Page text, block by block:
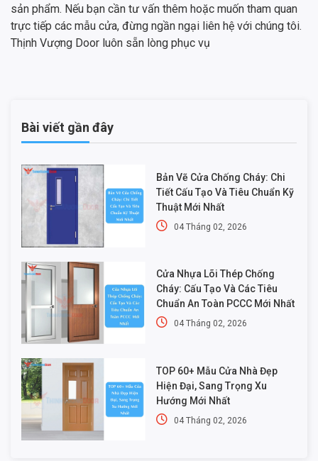
sản phẩm. Nếu bạn cần tư vấn thêm hoặc muốn tham quan
trực tiếp các mẫu cửa, đừng ngần ngại liên hệ với chúng tôi.
Thịnh Vượng Door luôn sẵn lòng phục vụ
Bài viết gần đây
Bản Vẽ Cửa Chống Cháy: Chi
Tiết Cấu Tạo Và Tiêu Chuẩn Kỹ
Thuật Mới Nhất
04 Tháng 02, 2026
Cửa Nhựa Lõi Thép Chống
Cháy: Cấu Tạo Và Các Tiêu
Chuẩn An Toàn PCCC Mới Nhất
04 Tháng 02, 2026
TOP 60+ Mẫu Cửa Nhà Đẹp
Hiện Đại, Sang Trọng Xu
Hướng Mới Nhất
04 Tháng 02, 2026